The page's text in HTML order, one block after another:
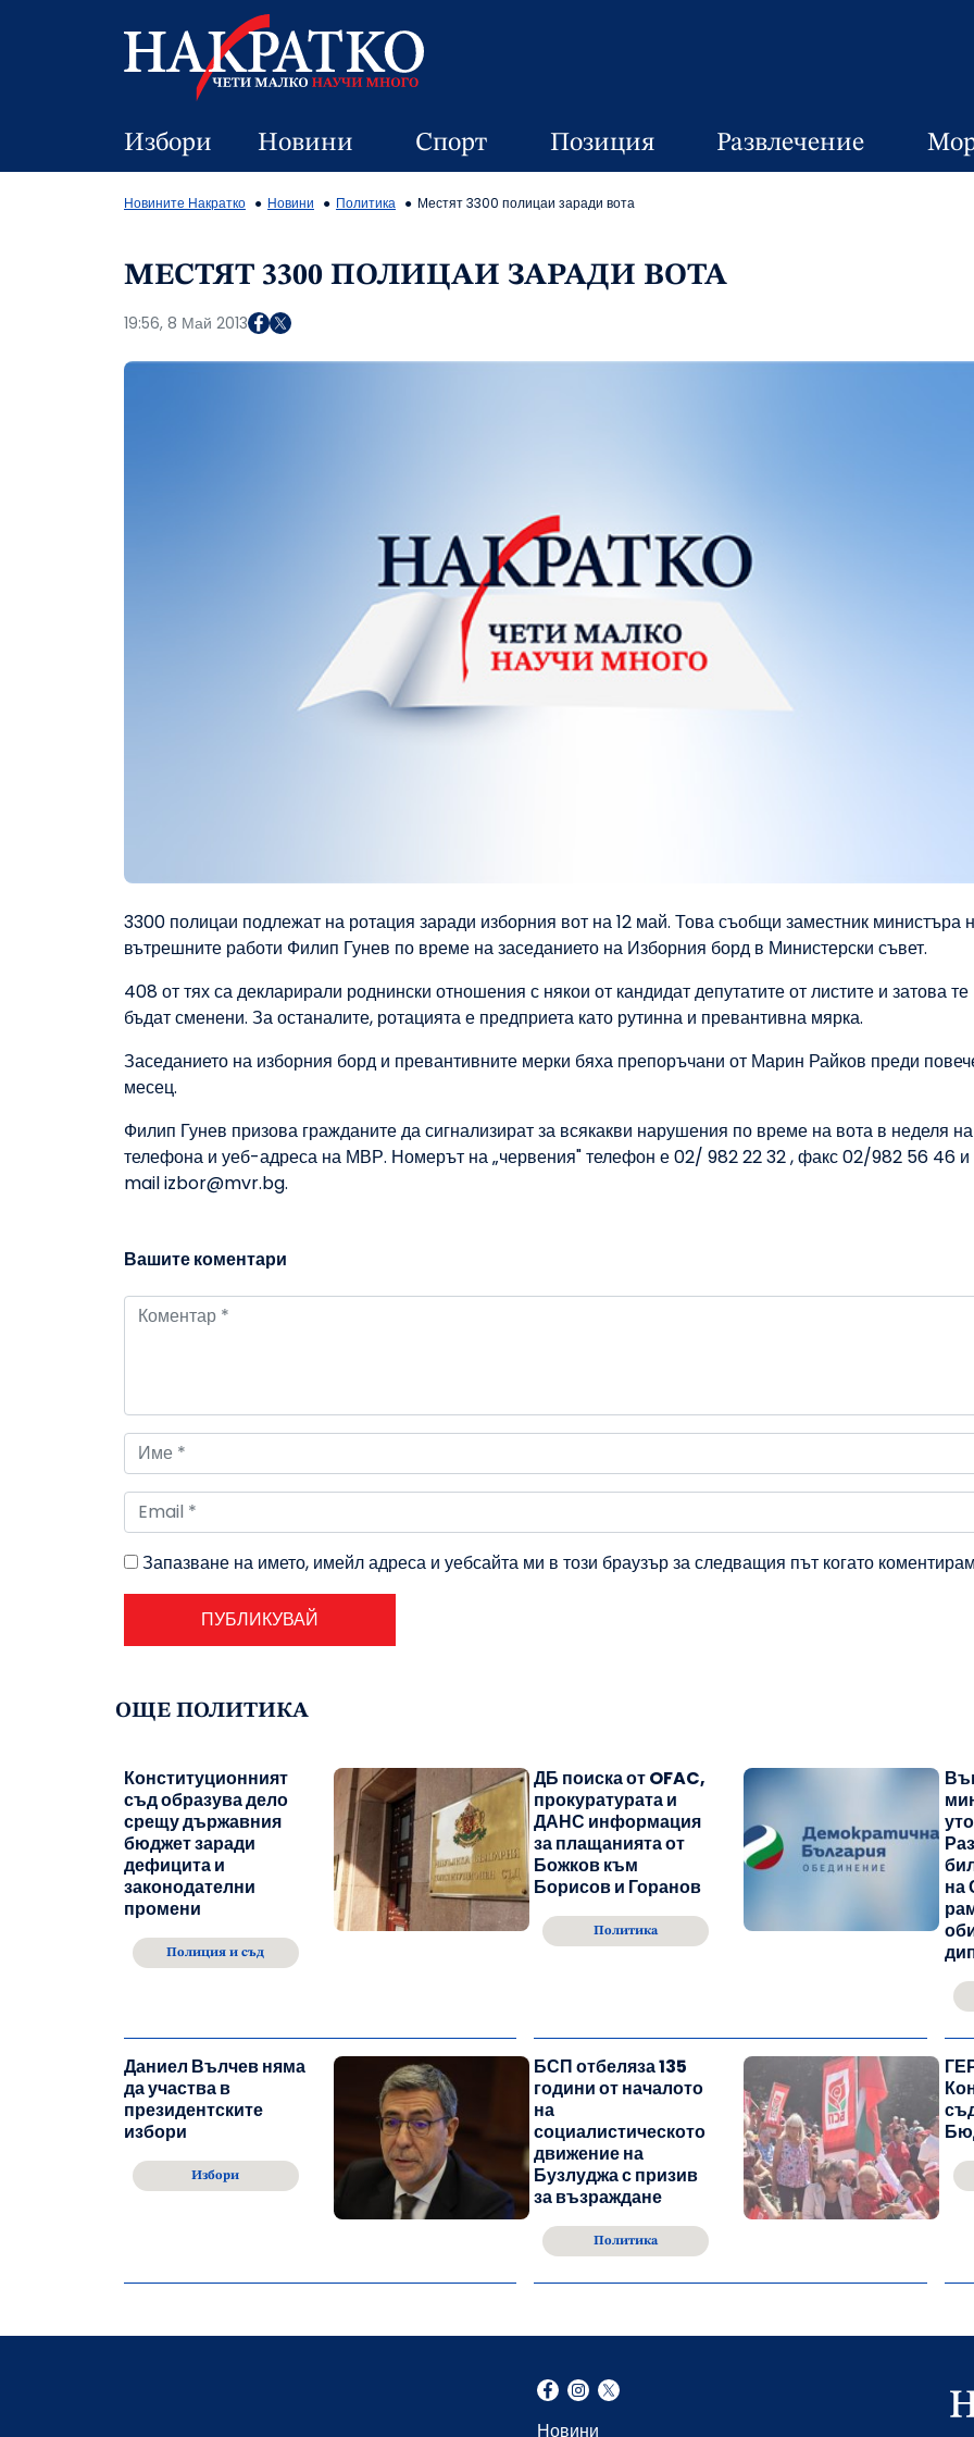
Избори Новини Спорт Позиция Развлечение
Новините Накратко Новини Политика Местят 3300 полицаи заради вота
МЕСТЯТ 3300 ПОЛИЦАИ ЗАРАДИ ВОТА
19:56, 8 Май 2013
3300 полицаи подлежат на ротация заради изборния вот на 12 май. Това съобщи заместник министъра
вътрешните работи Филип Гунев по време на заседанието на Изборния борд в Министерски съвет.
408 от тях са декларирали роднински отношения с някои от кандидат депутатите от листите и затова
бъдат сменени. За останалите, ротацията е предприета като рутинна и превантивна мярка.
Заседанието на изборния борд и превантивните мерки бяха препоръчани от Марин Райков преди
месец.
Филип Гунев призова гражданите да сигнализират за всякакви нарушения по време на вота в неделя на
телефона и уеб-адреса на МВР. Номерът на „червения" телефон е 02/ 982 22 32 , факс 02/982 56 46
mail izbor@mvr.bg.
Вашите коментари
Запазване на името, имейл адреса и уебсайта ми в този браузър за следващия път когато
ОЩЕ ПОЛИТИКА
Конституционният
съд образува дело
срещу държавния
бюджет заради
дефицита и
законодателни
промени
Полиция и съд
ДБ поиска от OFAC,
прокуратурата и
ДАНС информация
за плащанията от
Божков към
Борисов и Горанов
Политика
на
Даниел Вълчев няма
да участва в
президентските
избори
Избори
БСП отбеляза 135
години от началото
на
социалистическото
движение на
Бузлуджа с призив
за възраждане
Политика
Новини